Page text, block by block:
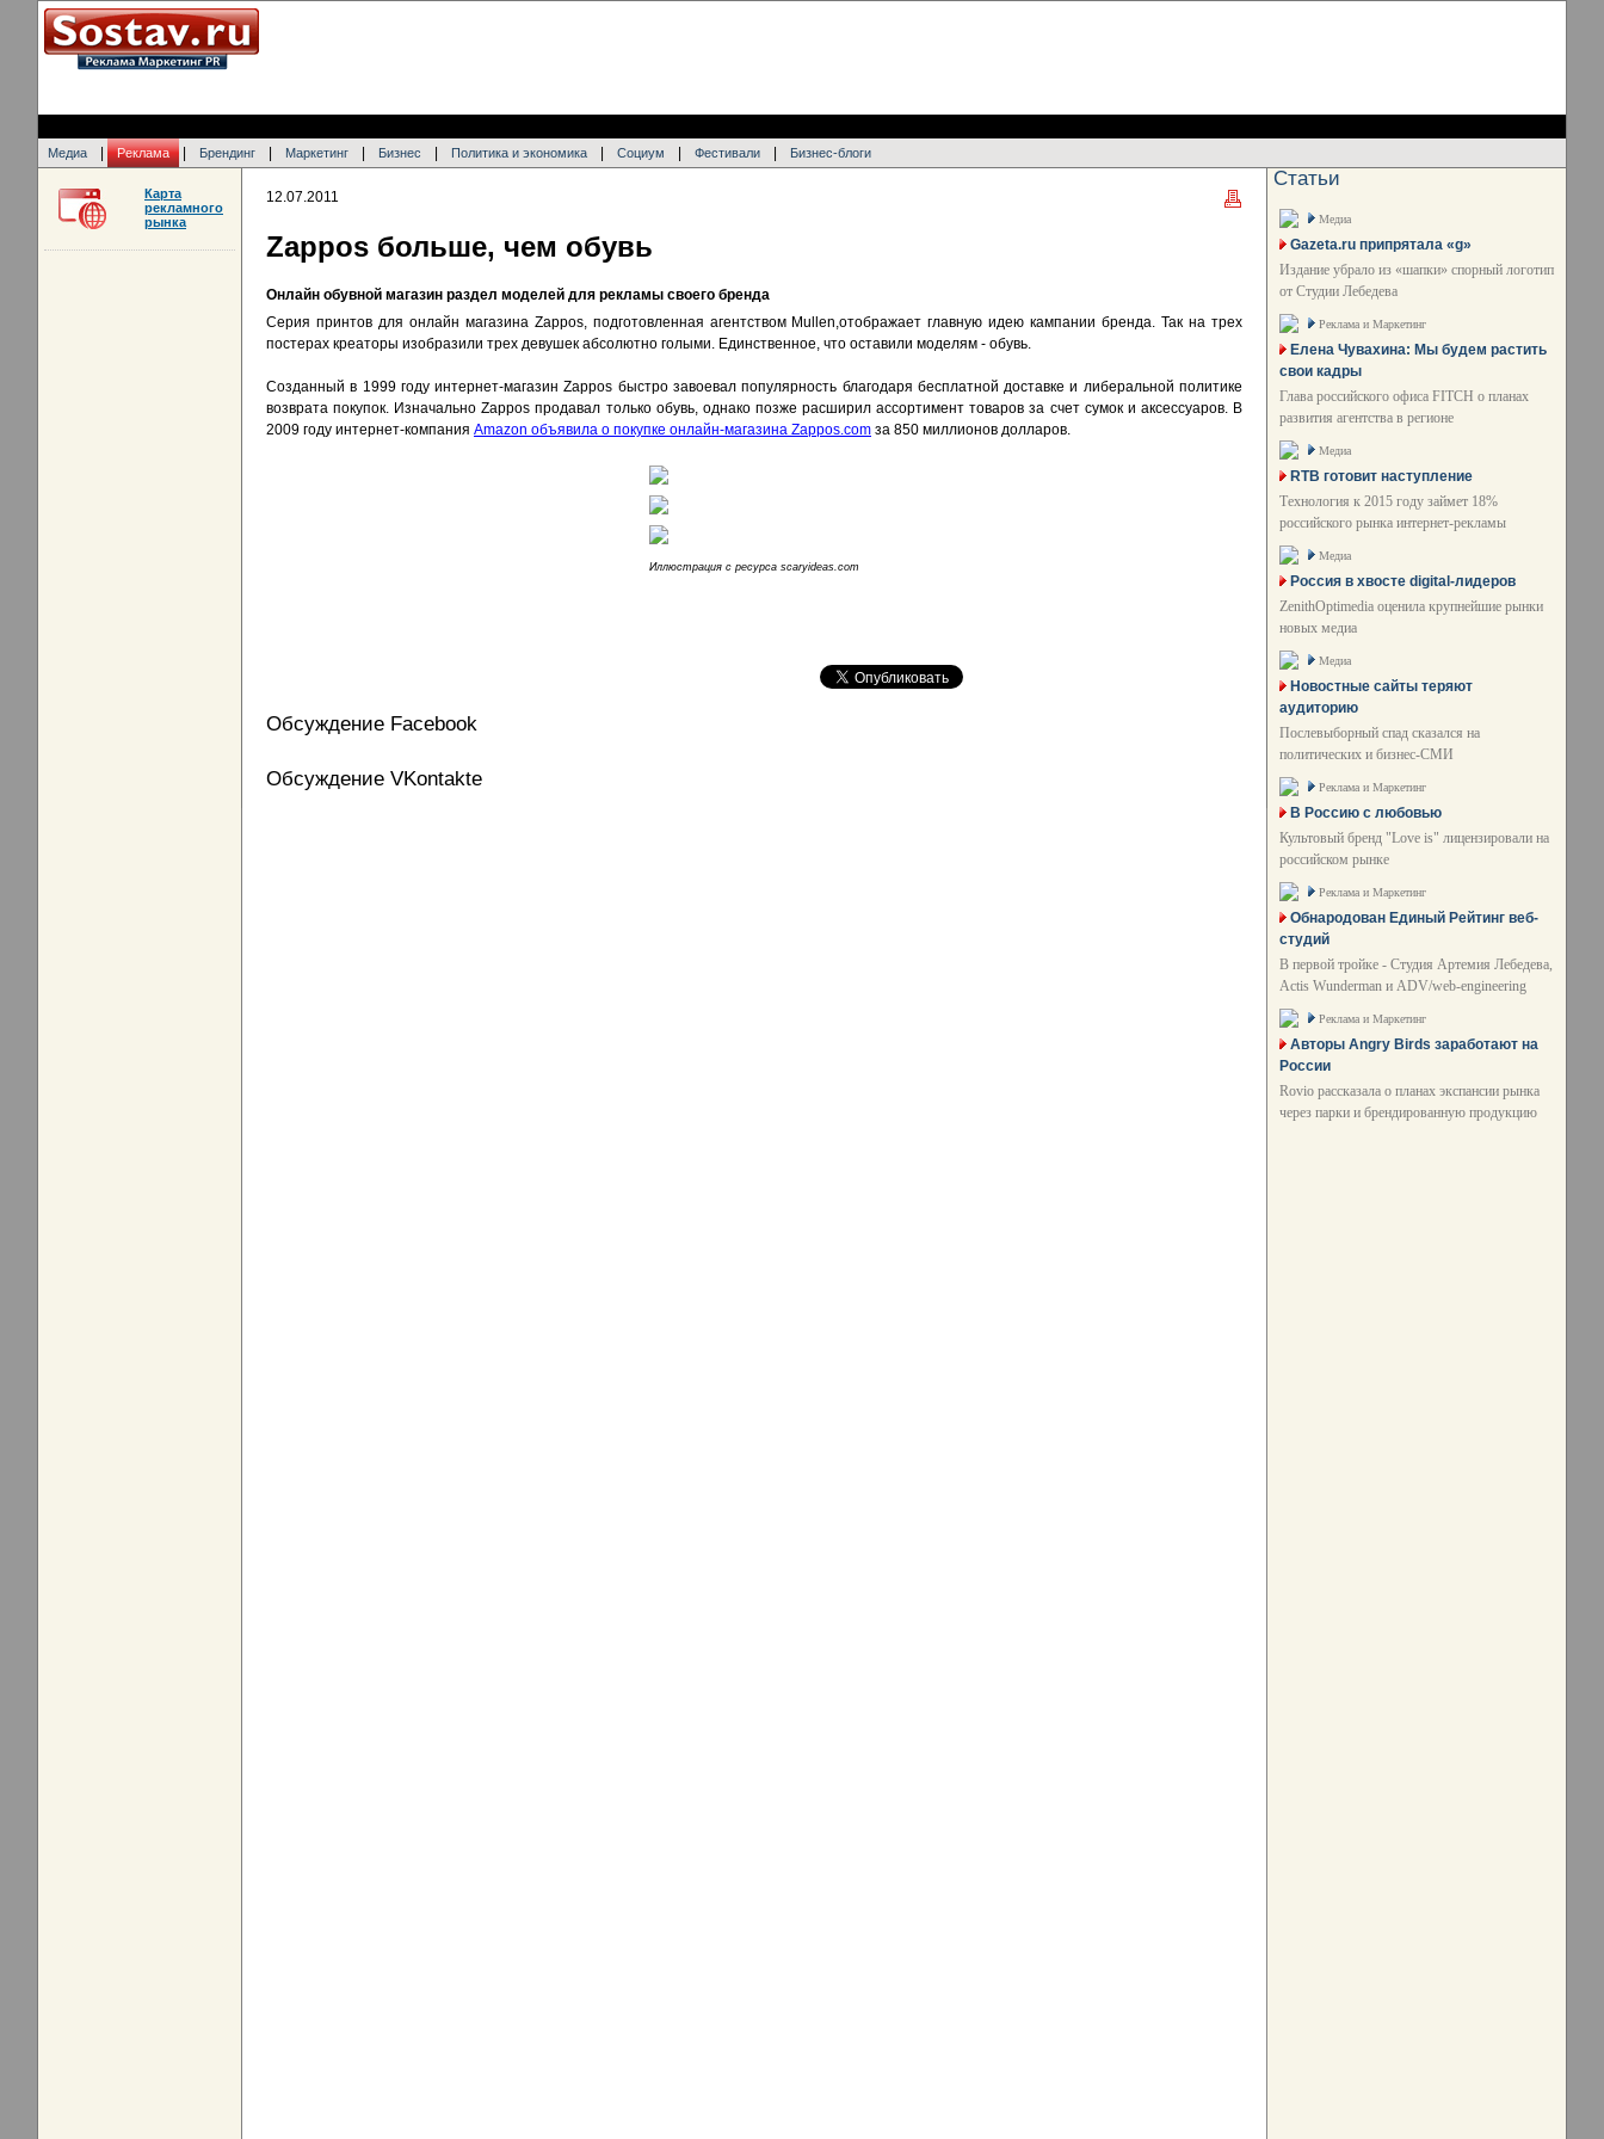
Медиа Реклама Брендинг Маркетинг Бизнес Политика и экономика Социум Фестивали Бизнес-блоги
12.07.2011
Zappos больше, чем обувь
Онлайн обувной магазин раздел моделей для рекламы своего бренда
Серия принтов для онлайн магазина Zappos, подготовленная агентством Mullen,отображает главную идею кампании бренда. Так на трех
постерах креаторы изобразили трех девушек абсолютно голыми. Единственное, что оставили моделям - обувь.
Созданный в 1999 году интернет-магазин Zappos быстро завоевал популярность благодаря бесплатной доставке и либеральной политике
возврата покупок. Изначально Zappos продавал только обувь, однако позже расширил ассортимент товаров за счет сумок и аксессуаров. В
2009 году интернет-компания Amazon объявила о покупке онлайн-магазина Zappos.com за 850 миллионов долларов.
Иллюстрация с ресурса scaryideas.com
Обсуждение Facebook
Обсуждение VKontakte
Карта
рекламного
рынка
Статьи
Медиа
Gazeta.ru припрятала «g»
Издание убрало из «шапки» спорный логотип
от Студии Лебедева
Реклама и Маркетинг
Елена Чувахина: Мы будем растить
свои кадры
Глава российского офиса FITCH о планах
развития агентства в регионе
Медиа
RTB готовит наступление
Технология к 2015 году займет 18%
российского рынка интернет-рекламы
Медиа
Россия в хвосте digital-лидеров
ZenithOptimedia оценила крупнейшие рынки
новых медиа
Медиа
Новостные сайты теряют
аудиторию
Послевыборный спад сказался на
политических и бизнес-СМИ
Реклама и Маркетинг
В Россию с любовью
Культовый бренд "Love is" лицензировали на
российском рынке
Реклама и Маркетинг
Обнародован Единый Рейтинг веб-
студий
В первой тройке - Студия Артемия Лебедева,
Actis Wunderman и ADV/web-engineering
Реклама и Маркетинг
Авторы Angry Birds заработают на
России
Rovio рассказала о планах экспансии рынка
через парки и брендированную продукцию